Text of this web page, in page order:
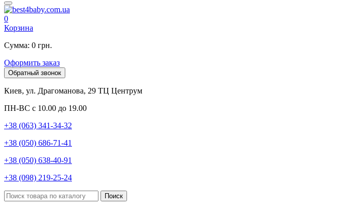
0
Корзина
Сумма: 0 грн.
Оформить заказ
Обратный звонок
Киев, ул. Драгоманова, 29 ТЦ Центрум
ПН-ВС с 10.00 до 19.00
+38 (063) 341-34-32
+38 (050) 686-71-41
+38 (050) 638-40-91
+38 (098) 219-25-24
Поиск